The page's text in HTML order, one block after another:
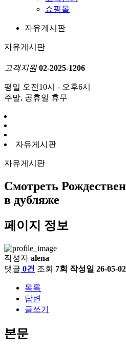
쇼핑몰
자유게시판
자유게시판
고객지원 02-2025-1206
평일 오전10시 - 오후6시
주말, 공휴일 휴무
자유게시판
자유게시판
Смотреть
в дубляже
페이지 정보
작성자 alena
댓글 0건 조회 7회 작성일 26-05-
목록
답변
글쓰기
본문